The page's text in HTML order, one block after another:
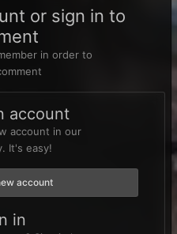
or sign in to
in order to
account
account in our
It's easy!
account
in